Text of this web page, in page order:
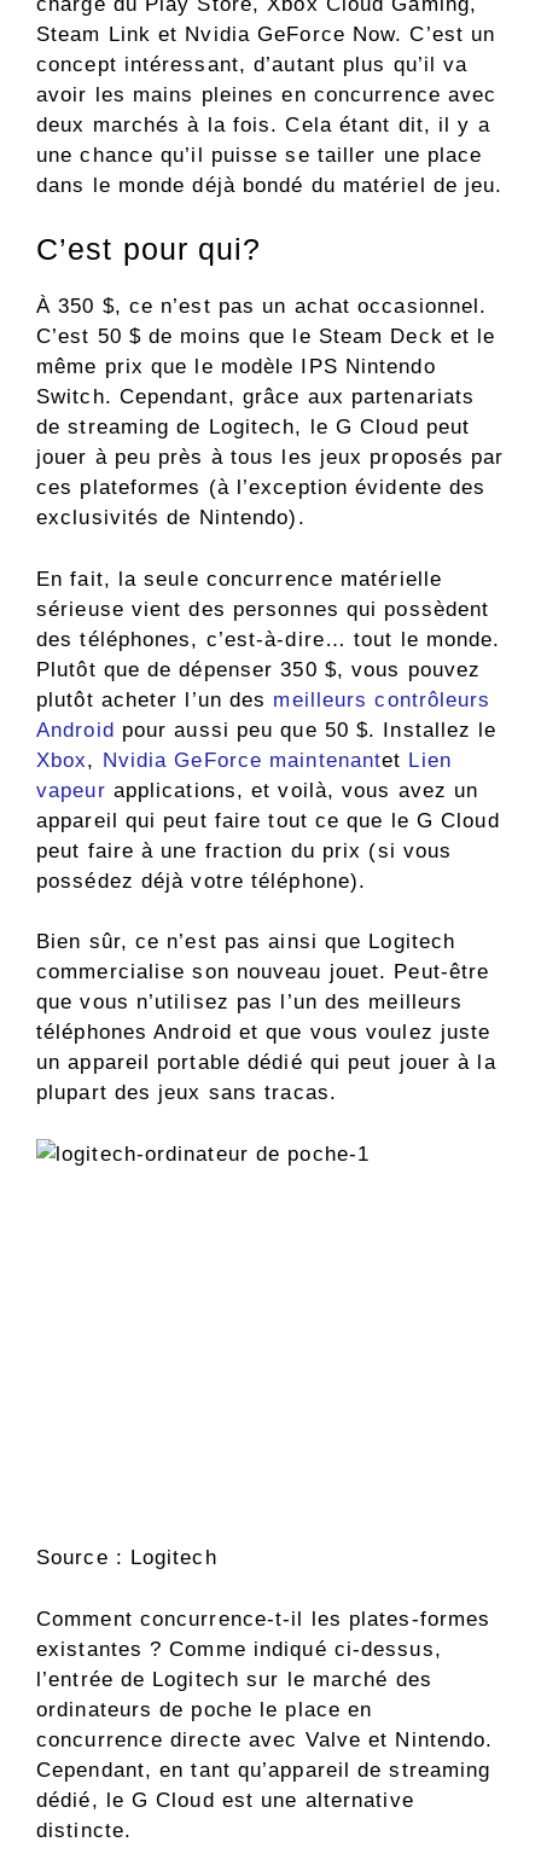
Steam Link et Nvidia GeForce Now. C’est un
concept intéressant, d’autant plus qu’il va
avoir les mains pleines en concurrence avec
deux marchés à la fois. Cela étant dit, il y a
une chance qu’il puisse se tailler une place
dans le monde déjà bondé du matériel de jeu.
C’est pour qui?
À 350 $, ce n’est pas un achat occasionnel.
C’est 50 $ de moins que le Steam Deck et le
même prix que le modèle IPS Nintendo
Switch. Cependant, grâce aux partenariats
de streaming de Logitech, le G Cloud peut
jouer à peu près à tous les jeux proposés par
ces plateformes (à l’exception évidente des
exclusivités de Nintendo).
En fait, la seule concurrence matérielle
sérieuse vient des personnes qui possèdent
des téléphones, c’est-à-dire… tout le monde.
Plutôt que de dépenser 350 $, vous pouvez
plutôt acheter l’un des meilleurs contrôleurs
Android pour aussi peu que 50 $. Installez le
Xbox, Nvidia GeForce maintenantet Lien
vapeur applications, et voilà, vous avez un
appareil qui peut faire tout ce que le G Cloud
peut faire à une fraction du prix (si vous
possédez déjà votre téléphone).
Bien sûr, ce n’est pas ainsi que Logitech
commercialise son nouveau jouet. Peut-être
que vous n’utilisez pas l’un des meilleurs
téléphones Android et que vous voulez juste
un appareil portable dédié qui peut jouer à la
plupart des jeux sans tracas.
Source : Logitech
Comment concurrence-t-il les plates-formes
existantes ? Comme indiqué ci-dessus,
l’entrée de Logitech sur le marché des
ordinateurs de poche le place en
concurrence directe avec Valve et Nintendo.
Cependant, en tant qu’appareil de streaming
dédié, le G Cloud est une alternative
distincte.